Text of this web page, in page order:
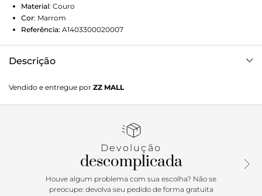
Material: Couro
Cor: Marrom
Referência: A1403300020007
Descrição
flare e formato fino na ponta. Aberto no calcanhar, possui
cabedal com recorte em V sobre a parte superior do pé e
palmilha bege e inscrição do nome da marca.
Vendido e entregue por ZZ MALL
Devolução
descomplicada
Houve algum problema com sua escolha? Não se
preocupe: devolva seu pedido de forma gratuita